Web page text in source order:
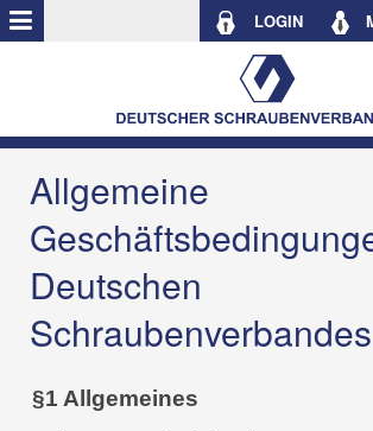
LOGIN
Allgemeine
Deutschen
§1 Allgemeines